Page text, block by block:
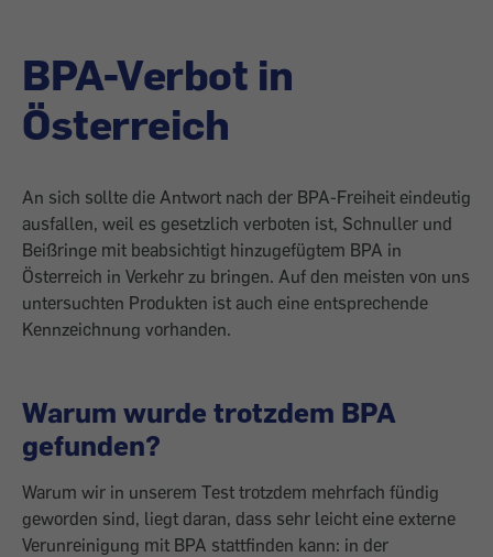
BPA-Verbot in
Österreich
An sich sollte die Antwort nach der BPA-Freiheit eindeutig
ausfallen, weil es gesetzlich verboten ist, Schnuller und
Beißringe mit beabsichtigt hinzugefügtem BPA in
Österreich in Verkehr zu bringen. Auf den meisten von uns
untersuchten Produkten ist auch eine entsprechende
Kennzeichnung vorhanden.
Warum wurde trotzdem BPA
gefunden?
Warum wir in unserem Test trotzdem mehrfach fündig
geworden sind, liegt daran, dass sehr leicht eine externe
Verunreinigung mit BPA stattfinden kann: in der